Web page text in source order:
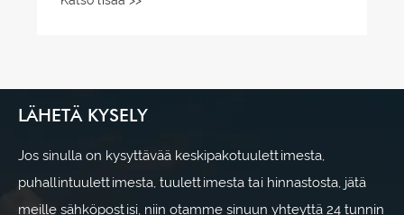
LÄHETÄ KYSELY
Jos sinulla on kysyttävää keskipakotuulettimesta,
puhallintuulettimesta, tuulettimesta tai hinnastosta, jätä
meille sähköpostisi, niin otamme sinuun yhteyttä 24 tunnin